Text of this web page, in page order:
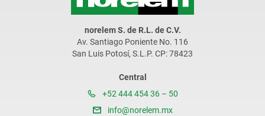
norelem S. de R.L. de C.V.
Av. Santiago Poniente No. 116
San Luis Potosí, S.L.P. CP: 78423
Central
+52 444 454 36 – 50
info@norelem.mx